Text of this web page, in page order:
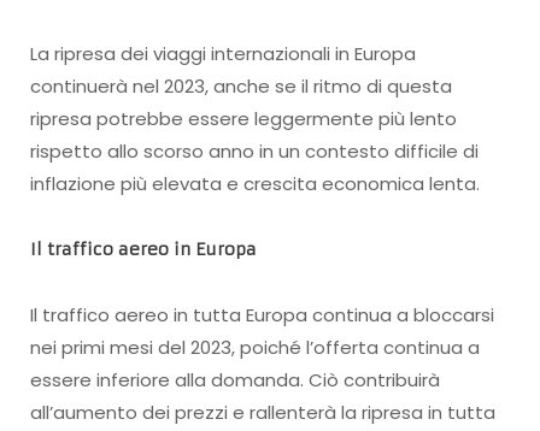
La ripresa dei viaggi internazionali in Europa
continuerà nel 2023, anche se il ritmo di questa
ripresa potrebbe essere leggermente più lento
rispetto allo scorso anno in un contesto difficile di
inflazione più elevata e crescita economica lenta.
Il traffico aereo in Europa
Il traffico aereo in tutta Europa continua a bloccarsi
nei primi mesi del 2023, poiché l’offerta continua a
essere inferiore alla domanda. Ciò contribuirà
all’aumento dei prezzi e rallenterà la ripresa in tutta